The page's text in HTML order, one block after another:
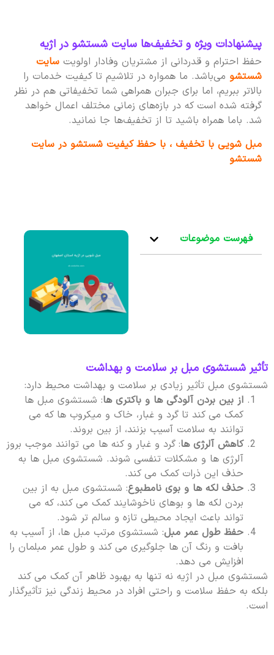
پیشنهادات ویژه و تخفیف‌ها سایت شستشو در اژیه
حفظ احترام و قدردانی از مشتریان وفادار اولویت سایت
شستشومی‌باشد. ما همواره در تلاشیم تا کیفیت خدمات را
بالاتر ببریم، اما برای جبران همراهی شما تخفیفاتی هم در نظر
گرفته شده است که در بازه‌های زمانی مختلف اعمال خواهد
شد. باما همراه باشید تا از تخفیف‌ها جا نمانید.
مبل شویی با تخفیف ، با حفظ کیفیت شستشو در سایت
شستشو
فهرست موضوعات
تأثیر شستشوی مبل بر سلامت و بهداشت
شستشوی مبل تأثیر زیادی بر سلامت و بهداشت محیط دارد:
از بین بردن آلودگی ها و باکتری ها: شستشوی مبل ها
کمک می کند تا گرد و غبار، خاک و میکروب ها که می
توانند به سلامت آسیب بزنند، از بین بروند.
کاهش آلرژی ها: گرد و غبار و کنه ها می توانند موجب بروز
آلرژی ها و مشکلات تنفسی شوند. شستشوی مبل ها به
حذف این ذرات کمک می کند.
حذف لکه ها و بوی نامطبوع: شستشوی مبل به از بین
بردن لکه ها و بوهای ناخوشایند کمک می کند، که می
تواند باعث ایجاد محیطی تازه و سالم تر شود.
حفظ طول عمر مبل: شستشوی مرتب مبل ها، از آسیب به
بافت و رنگ آن ها جلوگیری می کند و طول عمر مبلمان را
افزایش می دهد.
شستشوی مبل در اژیه نه تنها به بهبود ظاهر آن کمک می کند
بلکه به حفظ سلامت و راحتی افراد در محیط زندگی نیز تأثیرگذار
است.